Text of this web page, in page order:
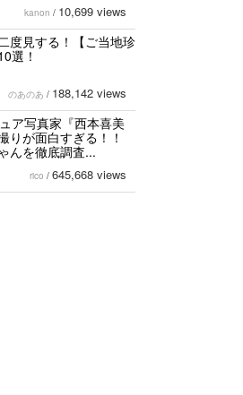
kanon / 10,699 views
度見する！【ご当地珍
選！
のあのあ / 188,142 views
ア写真家『西本喜美
りが面白すぎる！！
んを徹底調査...
rico / 645,668 views